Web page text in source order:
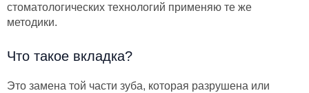
стоматологических технологий применяю те же
методики.
Что такое вкладка?
Это замена той части зуба, которая разрушена или